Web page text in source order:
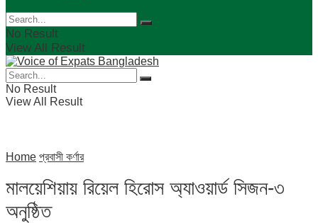
No Result
View All Result
No Result
View All Result
Home প্রবাসী কর্ণার
মালয়েশিয়ায় রিয়েল হিরোস অ্যাওয়ার্ড সিজন-৩
অনুষ্ঠিত